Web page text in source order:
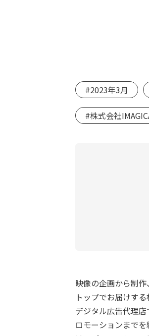
#2023年3月
#株式会社
映像の企画から制
トップでお届けす
デジタル広告代理
ロモーションまで